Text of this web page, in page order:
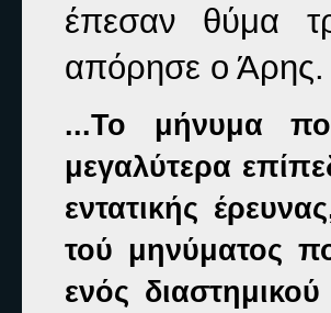
έπεσαν θύμα
απόρησε ο Άρης.
...Το μήνυμα
μεγαλύτερα
εντατικής
τού μηνύματος
ενός